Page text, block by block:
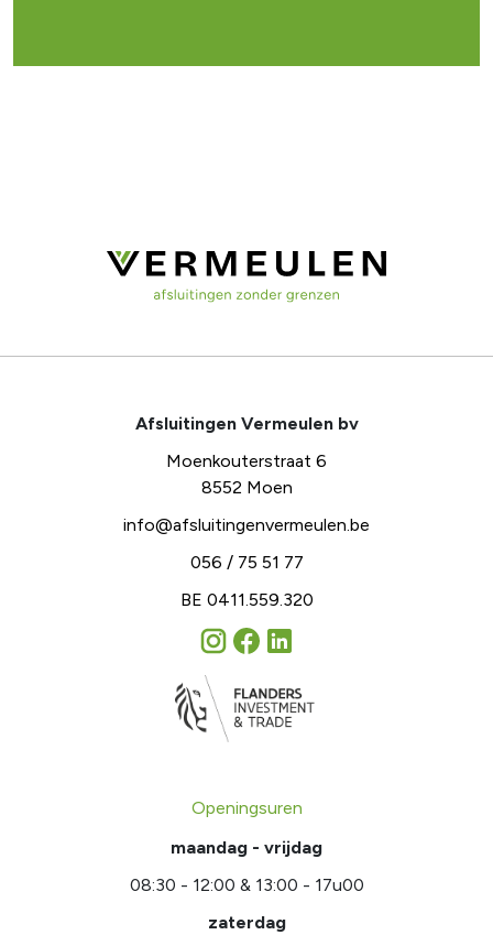
Afsluitingen Vermeulen bv
Moenkouterstraat 6
8552 Moen
info@afsluitingenvermeulen.be
056 / 75 51 77
BE 0411.559.320
Openingsuren
maandag - vrijdag
08:30 - 12:00 & 13:00 - 17u00
zaterdag